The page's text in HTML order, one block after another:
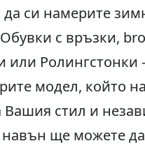
си намерите
с връзки,
или Ролингстонки
модел, който
Вашия стил и
ще можете